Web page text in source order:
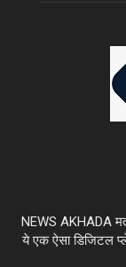
NEWS AKHADA
ये एक ऐसा डिजिटल